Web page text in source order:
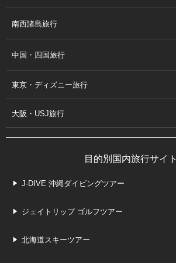
南西諸島旅行
中国・四国旅行
東京・ディズニー旅行
大阪・USJ旅行
目的別国内旅行サイト
J-DIVE 沖縄ダイビングツアー
ジェイトリップ ゴルフツアー
北海道スキーツアー